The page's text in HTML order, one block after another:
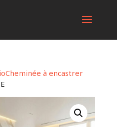
à encastrer